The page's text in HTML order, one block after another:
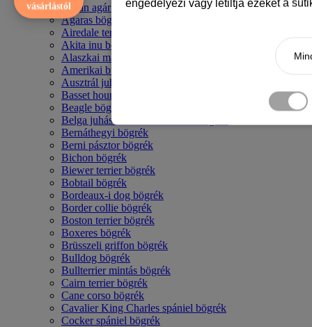
Afgán agár bögrék
Agaras bögrék
Airedale terrier mintás bögre
Akita inu bögrék
Alaszkai malamut bögrék
Amerikai bulldog mintás bögrék
Ausztrál juhászkutya bögrék
Basset hound mintás bögrék
Beagle bögrék
Belga juhász - malinois mintás bögrék
Bernáthegyi bögrék
Berni pásztor bögrék
Bichon bögrék
Biewer terrier bögrék
Bobtail bögrék
Bordeaux-i dog bögrék
Border collie bögrék
Boston terrier bögrék
Boxeres bögrék
Brüsszeli griffon bögrék
Bulldog bögrék
Bullterrier mintás bögrék
Cairn terrier bögrék
Cane corso bögrék
Cavalier King Charles spániel bögrék
Cocker spániel bögrék
vásárlástól
engedélyezi vagy letiltja ezeket a